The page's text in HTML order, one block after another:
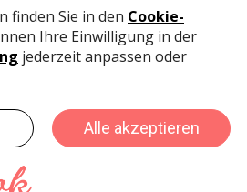
der Schweizer Papeterien informiert
aus der Branche.